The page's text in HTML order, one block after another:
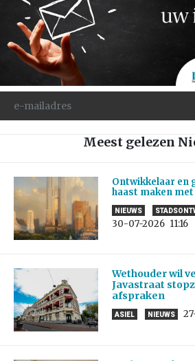
Meest gelezen
Ontwikkelaar en
haast maken
NIEUWS
30-07-2026 11:16
Wethouder wil
Javastraat
afspraken
ASIEL NIEUWS